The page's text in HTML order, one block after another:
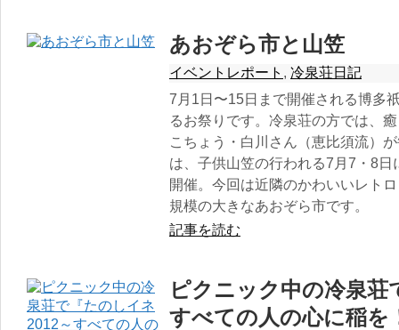
あおぞら市と山笠
イベントレポート , 冷泉荘日記
7月1日〜15日まで開催される博多
るお祭りです。冷泉荘の方では、
こちょう・白川さん（恵比須流）
は、子供山笠の行われる7月7・8
開催。今回は近隣のかわいいレト
規模の大きなあおぞら市です。
記事を読む
ピクニック中の冷泉荘
すべての人の心に稲を